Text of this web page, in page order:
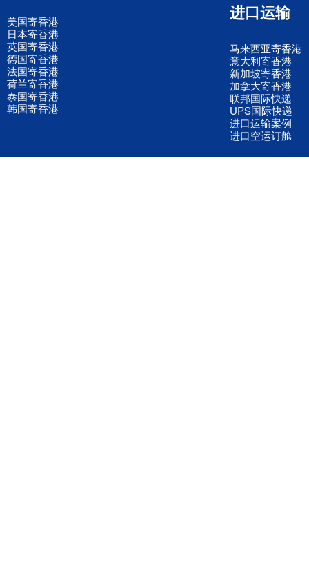
美国寄香港
日本寄香港
英国寄香港
德国寄香港
法国寄香港
荷兰寄香港
泰国寄香港
韩国寄香港
进口运输
马来西亚寄香港
意大利寄香港
新加坡寄香港
加拿大寄香港
联邦国际快递
UPS国际快递
进口运输案例
进口空运订舱